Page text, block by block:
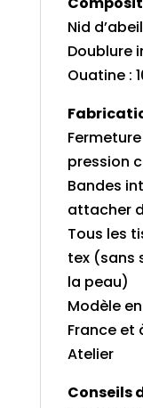
Nid
Doublure
Ouatine :
pression
Bandes
attacher
Tous les
tex (sans
la peau)
Modèle
France et
Atelier
Conseils